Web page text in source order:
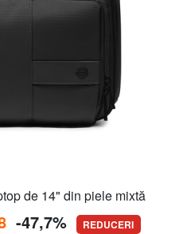
de 14" din piele mixtă
-47,7% REDUCERI